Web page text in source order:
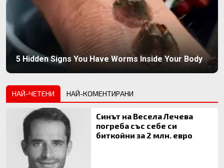
5 Hidden Signs You Have Worms Inside Your Body
НАЙ-ЧЕТЕНИ НАЙ-КОМЕНТИРАНИ
Синът на Весела Лечева
погреба със себе си
биткойни за 2 млн. евро